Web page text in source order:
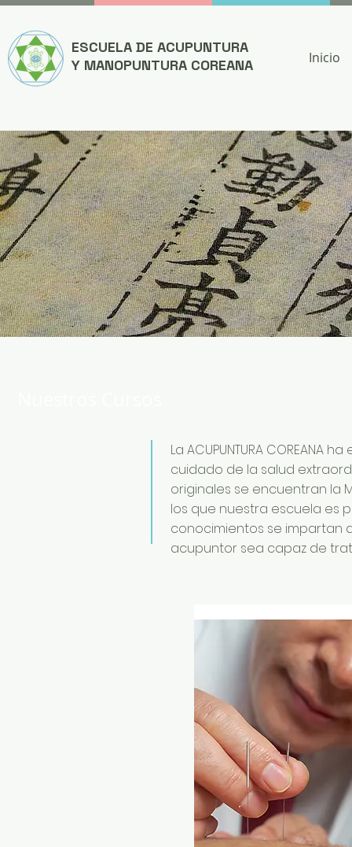
ESCUELA DE ACUPUNTURA
Y MANOPUNTURA COREANA
Inicio
La ACUPUNTURA
cuidado de la salud
originales se encuentran la
los que nuestra escuela es
conocimientos se impartan
acupuntor sea capaz de